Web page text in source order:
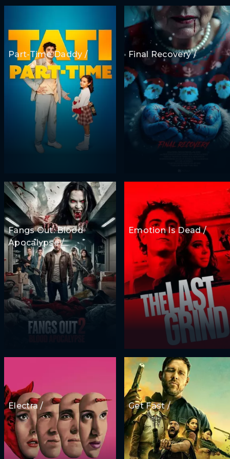
Part-Time Daddy / Final Recovery /
Fangs Out: Blood
Apocalypse /
Emotion Is Dead /
Electra / Get Fast /